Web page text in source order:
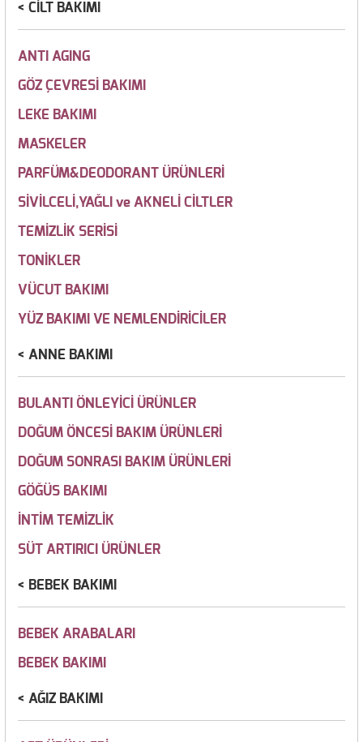
CİLT BAKIMI
ANTI AGING
GÖZ ÇEVRESİ BAKIMI
LEKE BAKIMI
MASKELER
PARFÜM&DEODORANT ÜRÜNLERİ
SİVİLCELİ,YAĞLI ve AKNELİ CİLTLER
TEMİZLİK SERİSİ
TONİKLER
VÜCUT BAKIMI
YÜZ BAKIMI VE NEMLENDİRİCİLER
ANNE BAKIMI
BULANTI ÖNLEYİCİ ÜRÜNLER
DOĞUM ÖNCESİ BAKIM ÜRÜNLERİ
DOĞUM SONRASI BAKIM ÜRÜNLERİ
GÖĞÜS BAKIMI
İNTİM TEMİZLİK
SÜT ARTIRICI ÜRÜNLER
BEBEK BAKIMI
BEBEK ARABALARI
BEBEK BAKIMI
AĞIZ BAKIMI